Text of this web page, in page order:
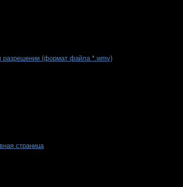
разрешении (формат файла *.wmv)
страница